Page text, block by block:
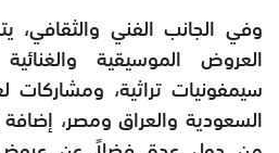
وفي الجانب الفني والثقافي،
العروض الموسيقية
سيمفونيات تراثية،
السعودية والعراق ومصر،